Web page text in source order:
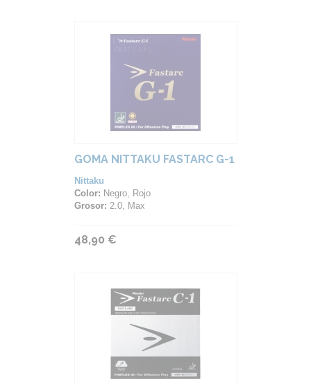
GOMA NITTAKU FASTARC G-1
Nittaku
Color: Negro, Rojo
Grosor: 2.0, Max
48,90 €